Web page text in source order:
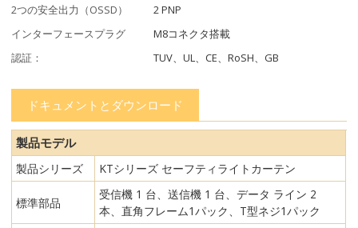
2つの安全出力（OSSD）
2 PNP
インターフェースプラグ
M8コネクタ搭載
認証：
TUV、UL、CE、RoSH、GB
ドキュメントとダウンロード
製品モデル
製品シリーズ KTシリーズ セーフティライトカーテン
標準部品
受信機 1 台、送信機 1 台、データ ライン 2
本、直角フレーム1パック、T型ネジ1パック